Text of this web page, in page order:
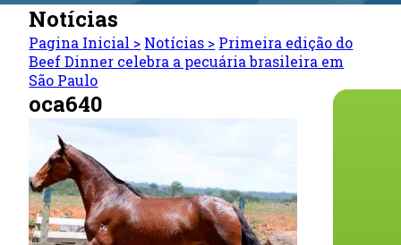
Notícias
Pagina Inicial > Notícias > Primeira edição do
Beef Dinner celebra a pecuária brasileira em
São Paulo
oca640